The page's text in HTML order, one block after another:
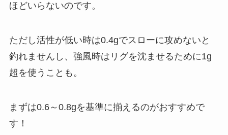
ほどいらないのです。
ただし活性が低い時は0.4gでスローに攻めないと
釣れませんし、強風時はリグを沈ませるために1g
超を使うことも。
まずは0.6～0.8gを基準に揃えるのがおすすめで
す！